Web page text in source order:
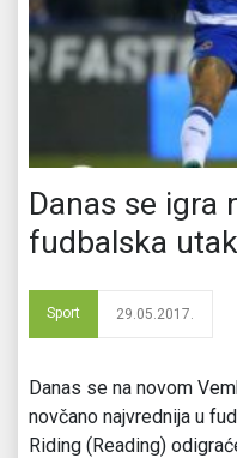
Danas se igra
fudbalska
Sport 29.05.2017.
Danas se na novom
novčano najvrednija u
Riding (Reading)